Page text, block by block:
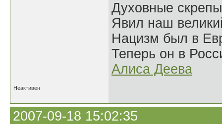
Духовные
Явил наш
Нацизм был в
Теперь он в
Алиса Деева
Неактивен
2007-09-18 15:02:35